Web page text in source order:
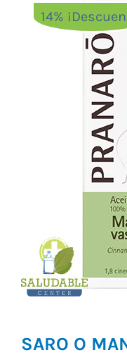
Infantil
Vitaminas y
Alimentación
14%
SARO O